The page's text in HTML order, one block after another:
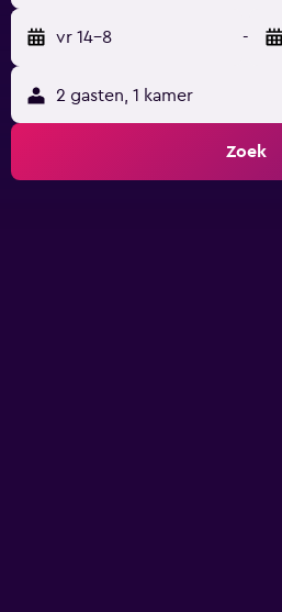
vr 14-8 -
2 gasten, 1 kamer
Zoek